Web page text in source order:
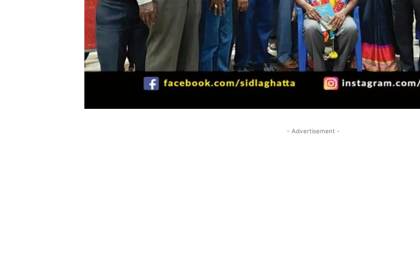
- Advertisement -